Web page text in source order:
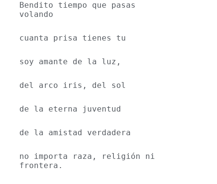
Bendito tiempo que pasas
volando
cuanta prisa tienes tu
soy amante de la luz,
del arco iris, del sol
de la eterna juventud
de la amistad verdadera
no importa raza, religión ni
frontera.